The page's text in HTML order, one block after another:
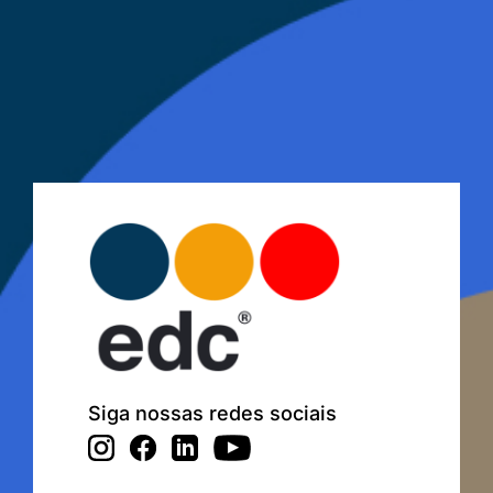
Siga nossas redes sociais